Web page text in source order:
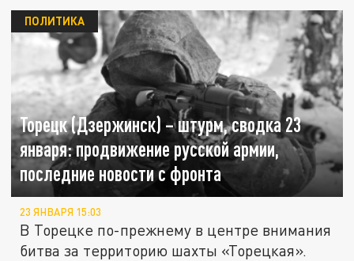
Торецк (Дзержинск) – штурм, сводка 23
января: продвижение русской армии,
последние новости с фронта
ПОЛИТИКА
23 ЯНВАРЯ 15:03
В Торецке по-прежнему в центре внимания
битва за территорию шахты «Торецкая».